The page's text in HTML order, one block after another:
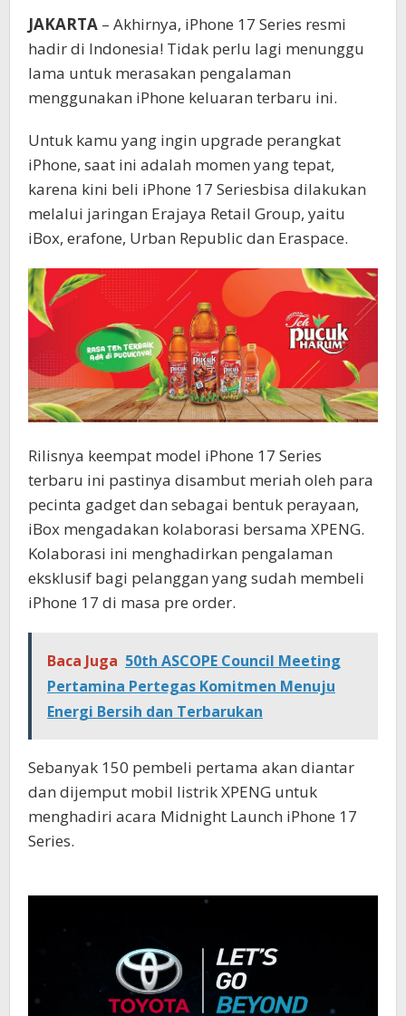
JAKARTA – Akhirnya, iPhone 17 Series resmi
hadir di Indonesia! Tidak perlu lagi menunggu
lama untuk merasakan pengalaman
menggunakan iPhone keluaran terbaru ini.
Untuk kamu yang ingin upgrade perangkat
iPhone, saat ini adalah momen yang tepat,
karena kini beli iPhone 17 Seriesbisa dilakukan
melalui jaringan Erajaya Retail Group, yaitu
iBox, erafone, Urban Republic dan Eraspace.
Rilisnya keempat model iPhone 17 Series
terbaru ini pastinya disambut meriah oleh para
pecinta gadget dan sebagai bentuk perayaan,
iBox mengadakan kolaborasi bersama XPENG.
Kolaborasi ini menghadirkan pengalaman
eksklusif bagi pelanggan yang sudah membeli
iPhone 17 di masa pre order.
Baca Juga 50th ASCOPE Council Meeting
Pertamina Pertegas Komitmen Menuju
Energi Bersih dan Terbarukan
Sebanyak 150 pembeli pertama akan diantar
dan dijemput mobil listrik XPENG untuk
menghadiri acara Midnight Launch iPhone 17
Series.